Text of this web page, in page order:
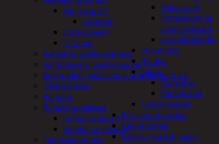
Peltisakset
Pulttisakset ja
voimaleikkurit
vetoniittipihdit
Puristimet
Puukot
Sahat
Puusahat
Rautasahat
Työkalusarjat
Korjaamotyökalut
Lämmittimet
Liimat, massat, teipit
Äänikaapelit
Liittimet
Datakaapelit
Liittimet
Kahvin ja vedenkeittimet
Keittolevyt ja paistoraudat
Kelloradiot, sääasemat ja lämpömittarit
Oheislaitteet
Paristot
Puhelintarvikkeet
Johdot ja laturit
Kotelot ja telineet
Tehosekoittimet